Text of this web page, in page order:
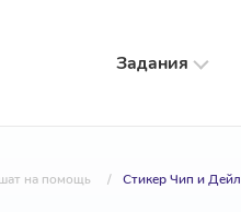
Задания
на помощь / Стикер Чип и Дейл